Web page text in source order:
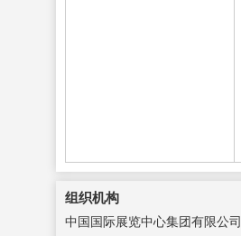
组织机构
中国国际展览中心集团有限公司